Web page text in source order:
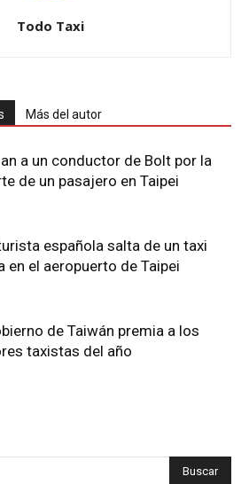
Todo Taxi
Más del autor
a un conductor de Bolt por la
de un pasajero en Taipei
española salta de un taxi
en el aeropuerto de Taipei
de Taiwán premia a los
taxistas del año